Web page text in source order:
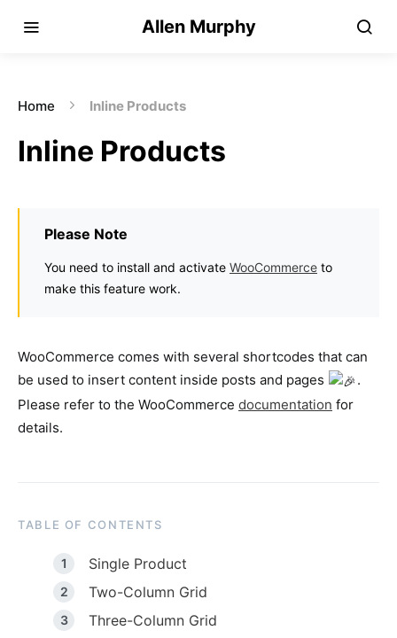
Allen Murphy
Home Inline Products
Inline Products
Please Note
You need to install and activate WooCommerce to
make this feature work.
WooCommerce comes with several shortcodes that can
be used to insert content inside posts and pages
.
Please refer to the WooCommerce documentation for
details.
TABLE OF CONTENTS
Single Product
Two-Column Grid
Three-Column Grid